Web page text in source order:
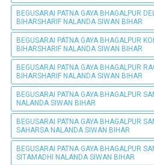
BEGUSARAI PATNA GAYA BHAGALPUR
BIHARSHARIF NALANDA SIWAN BIHAR
BEGUSARAI PATNA GAYA BHAGALPUR
BIHARSHARIF NALANDA SIWAN BIHAR
BEGUSARAI PATNA GAYA BHAGALPUR
BIHARSHARIF NALANDA SIWAN BIHAR
BEGUSARAI PATNA GAYA BHAGALPUR
NALANDA SIWAN BIHAR
BEGUSARAI PATNA GAYA BHAGALPUR
SAHARSA NALANDA SIWAN BIHAR
BEGUSARAI PATNA GAYA BHAGALPUR
SITAMADHI NALANDA SIWAN BIHAR